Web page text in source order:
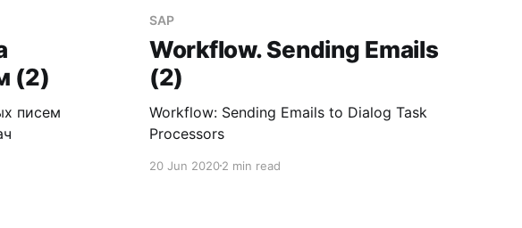
(2)
писем
SAP
Workflow. Sending Emails
(2)
Workflow: Sending Emails to Dialog Task
Processors
20 Jun 20202 min read